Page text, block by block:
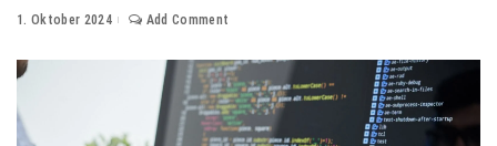
1. Oktober 2024 Add Comment